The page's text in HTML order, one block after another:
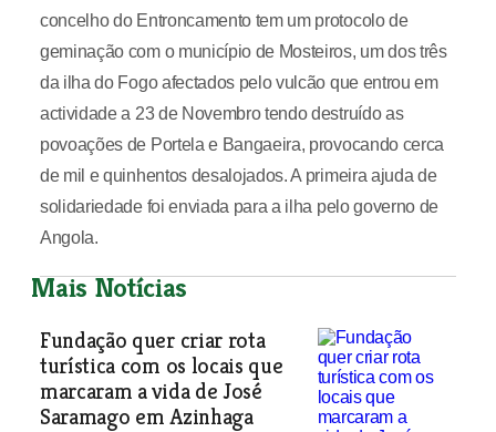
concelho do Entroncamento tem um protocolo de
geminação com o município de Mosteiros, um dos três
da ilha do Fogo afectados pelo vulcão que entrou em
actividade a 23 de Novembro tendo destruído as
povoações de Portela e Bangaeira, provocando cerca
de mil e quinhentos desalojados. A primeira ajuda de
solidariedade foi enviada para a ilha pelo governo de
Angola.
Mais Notícias
Fundação quer criar rota
turística com os locais que
marcaram a vida de José
Saramago em Azinhaga